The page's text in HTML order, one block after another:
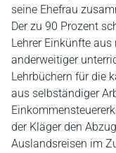
seine Ehefrau
Der zu 90 Prozent
Lehrer Einkünfte
anderweitiger
Lehrbüchern für die
aus selbständiger
der Kläger den
Auslandsreisen im